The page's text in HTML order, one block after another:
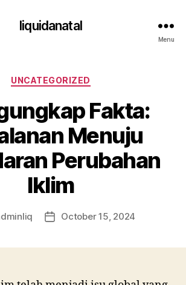
liquidanatal
Menu
Categories
UNCATEGORIZED
Fakta:
Menuju
Perubahan
Iklim
PostOctober 15, 2024